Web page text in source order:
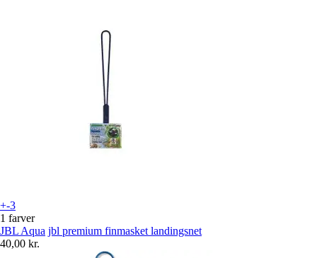
+-3
1 farver
JBL Aqua jbl premium finmasket landingsnet
40,00 kr.